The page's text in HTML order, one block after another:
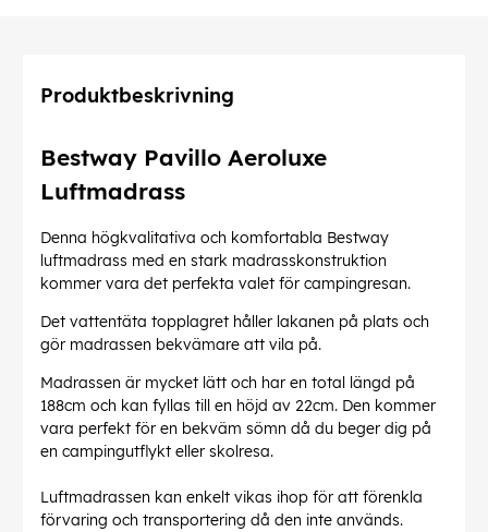
Produktbeskrivning
Bestway Pavillo Aeroluxe
Luftmadrass
Denna högkvalitativa och komfortabla Bestway
luftmadrass med en stark madrasskonstruktion
kommer vara det perfekta valet för campingresan.
Det vattentäta topplagret håller lakanen på plats och
gör madrassen bekvämare att vila på.
Madrassen är mycket lätt och har en total längd på
188cm och kan fyllas till en höjd av 22cm. Den kommer
vara perfekt för en bekväm sömn då du beger dig på
en campingutflykt eller skolresa.
Luftmadrassen kan enkelt vikas ihop för att förenkla
förvaring och transportering då den inte används.